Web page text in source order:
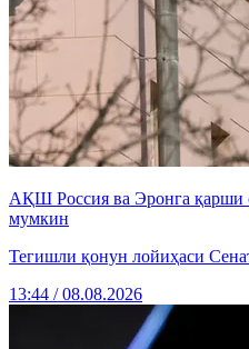
АҚШ Россия ва Эронга қарши
мумкин
Тегишли қонун лойиҳаси
13:44 / 08.08.2026